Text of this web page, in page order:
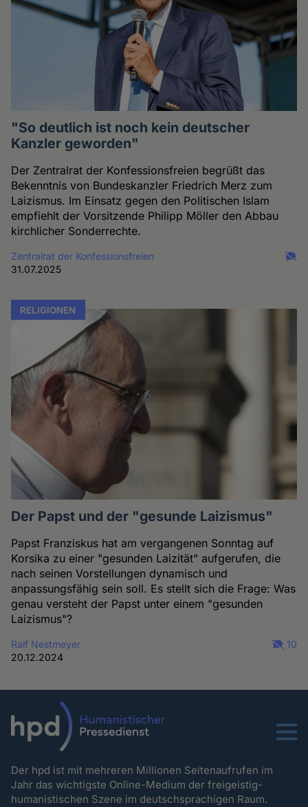
"So deutlich ist noch kein deutscher
Kanzler geworden"
Der Zentralrat der Konfessionsfreien begrüßt das
Bekenntnis von Bundeskanzler Friedrich Merz zum
Laizismus. Im Einsatz gegen den Politischen Islam
empfiehlt der Vorsitzende Philipp Möller den Abbau
kirchlicher Sonderrechte.
Zentralrat der Konfessionsfreien
31.07.2025
RELIGIONEN
Der Papst und der "gesunde Laizismus"
Papst Franziskus hat am vergangenen Sonntag auf
Korsika zu einer "gesunden Laizität" aufgerufen, die
nach seinen Vorstellungen dynamisch und
anpassungsfähig sein soll. Es stellt sich die Frage: Was
genau versteht der Papst unter einem "gesunden
Laizismus"?
Ralf Nestmeyer
20.12.2024
10
Menu
Der hpd ist mit mehreren Millionen Seitenaufrufen im
Jahr das wichtigste Online-Medium der freigeistig-
humanistischen Szene im deutschsprachigen Raum.